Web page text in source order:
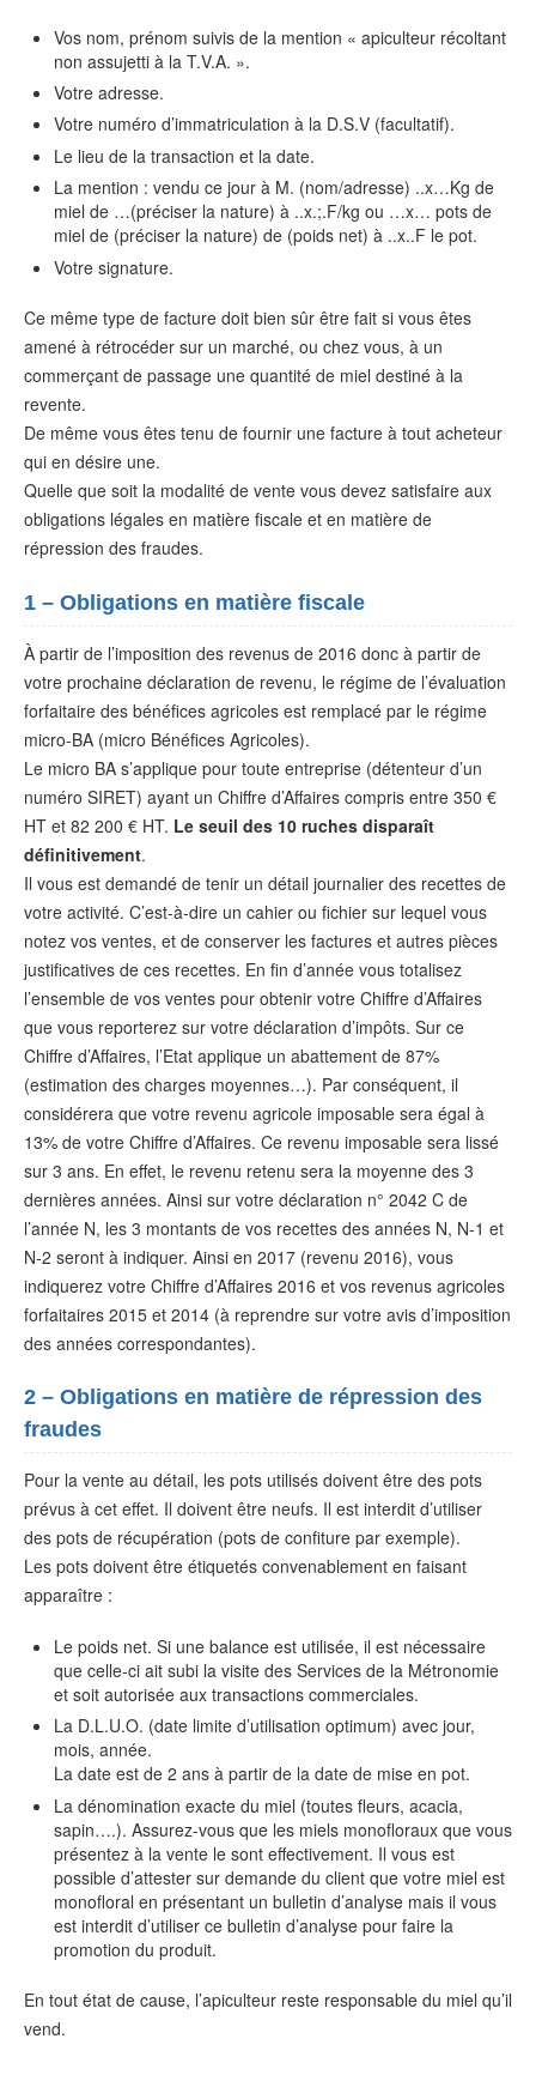
Vos nom, prénom suivis de la mention « apiculteur récoltant
non assujetti à la T.V.A. ».
Votre adresse.
Votre numéro d’immatriculation à la D.S.V (facultatif).
Le lieu de la transaction et la date.
La mention : vendu ce jour à M. (nom/adresse) ..x…Kg de
miel de …(préciser la nature) à ..x.;.F/kg ou …x… pots de
miel de (préciser la nature) de (poids net) à ..x..F le pot.
Votre signature.
Ce même type de facture doit bien sûr être fait si vous êtes
amené à rétrocéder sur un marché, ou chez vous, à un
commerçant de passage une quantité de miel destiné à la
revente.
De même vous êtes tenu de fournir une facture à tout acheteur
qui en désire une.
Quelle que soit la modalité de vente vous devez satisfaire aux
obligations légales en matière fiscale et en matière de
répression des fraudes.
1 – Obligations en matière fiscale
À partir de l’imposition des revenus de 2016 donc à partir de
votre prochaine déclaration de revenu, le régime de l’évaluation
forfaitaire des bénéfices agricoles est remplacé par le régime
micro-BA (micro Bénéfices Agricoles).
Le micro BA s’applique pour toute entreprise (détenteur d’un
numéro SIRET) ayant un Chiffre d’Affaires compris entre 350 €
HT et 82 200 € HT. Le seuil des 10 ruches disparaît
définitivement.
Il vous est demandé de tenir un détail journalier des recettes de
votre activité. C’est-à-dire un cahier ou fichier sur lequel vous
notez vos ventes, et de conserver les factures et autres pièces
justificatives de ces recettes. En fin d’année vous totalisez
l’ensemble de vos ventes pour obtenir votre Chiffre d’Affaires
que vous reporterez sur votre déclaration d’impôts. Sur ce
Chiffre d’Affaires, l’Etat applique un abattement de 87%
(estimation des charges moyennes…). Par conséquent, il
considérera que votre revenu agricole imposable sera égal à
13% de votre Chiffre d’Affaires. Ce revenu imposable sera lissé
sur 3 ans. En effet, le revenu retenu sera la moyenne des 3
dernières années. Ainsi sur votre déclaration n° 2042 C de
l’année N, les 3 montants de vos recettes des années N, N-1 et
N-2 seront à indiquer. Ainsi en 2017 (revenu 2016), vous
indiquerez votre Chiffre d’Affaires 2016 et vos revenus agricoles
forfaitaires 2015 et 2014 (à reprendre sur votre avis d’imposition
des années correspondantes).
2 – Obligations en matière de répression des
fraudes
Pour la vente au détail, les pots utilisés doivent être des pots
prévus à cet effet. Il doivent être neufs. Il est interdit d’utiliser
des pots de récupération (pots de confiture par exemple).
Les pots doivent être étiquetés convenablement en faisant
apparaître :
Le poids net. Si une balance est utilisée, il est nécessaire
que celle-ci ait subi la visite des Services de la Métronomie
et soit autorisée aux transactions commerciales.
La D.L.U.O. (date limite d’utilisation optimum) avec jour,
mois, année.
La date est de 2 ans à partir de la date de mise en pot.
La dénomination exacte du miel (toutes fleurs, acacia,
sapin….). Assurez-vous que les miels monofloraux que vous
présentez à la vente le sont effectivement. Il vous est
possible d’attester sur demande du client que votre miel est
monofloral en présentant un bulletin d’analyse mais il vous
est interdit d’utiliser ce bulletin d’analyse pour faire la
promotion du produit.
En tout état de cause, l’apiculteur reste responsable du miel qu’il
vend.